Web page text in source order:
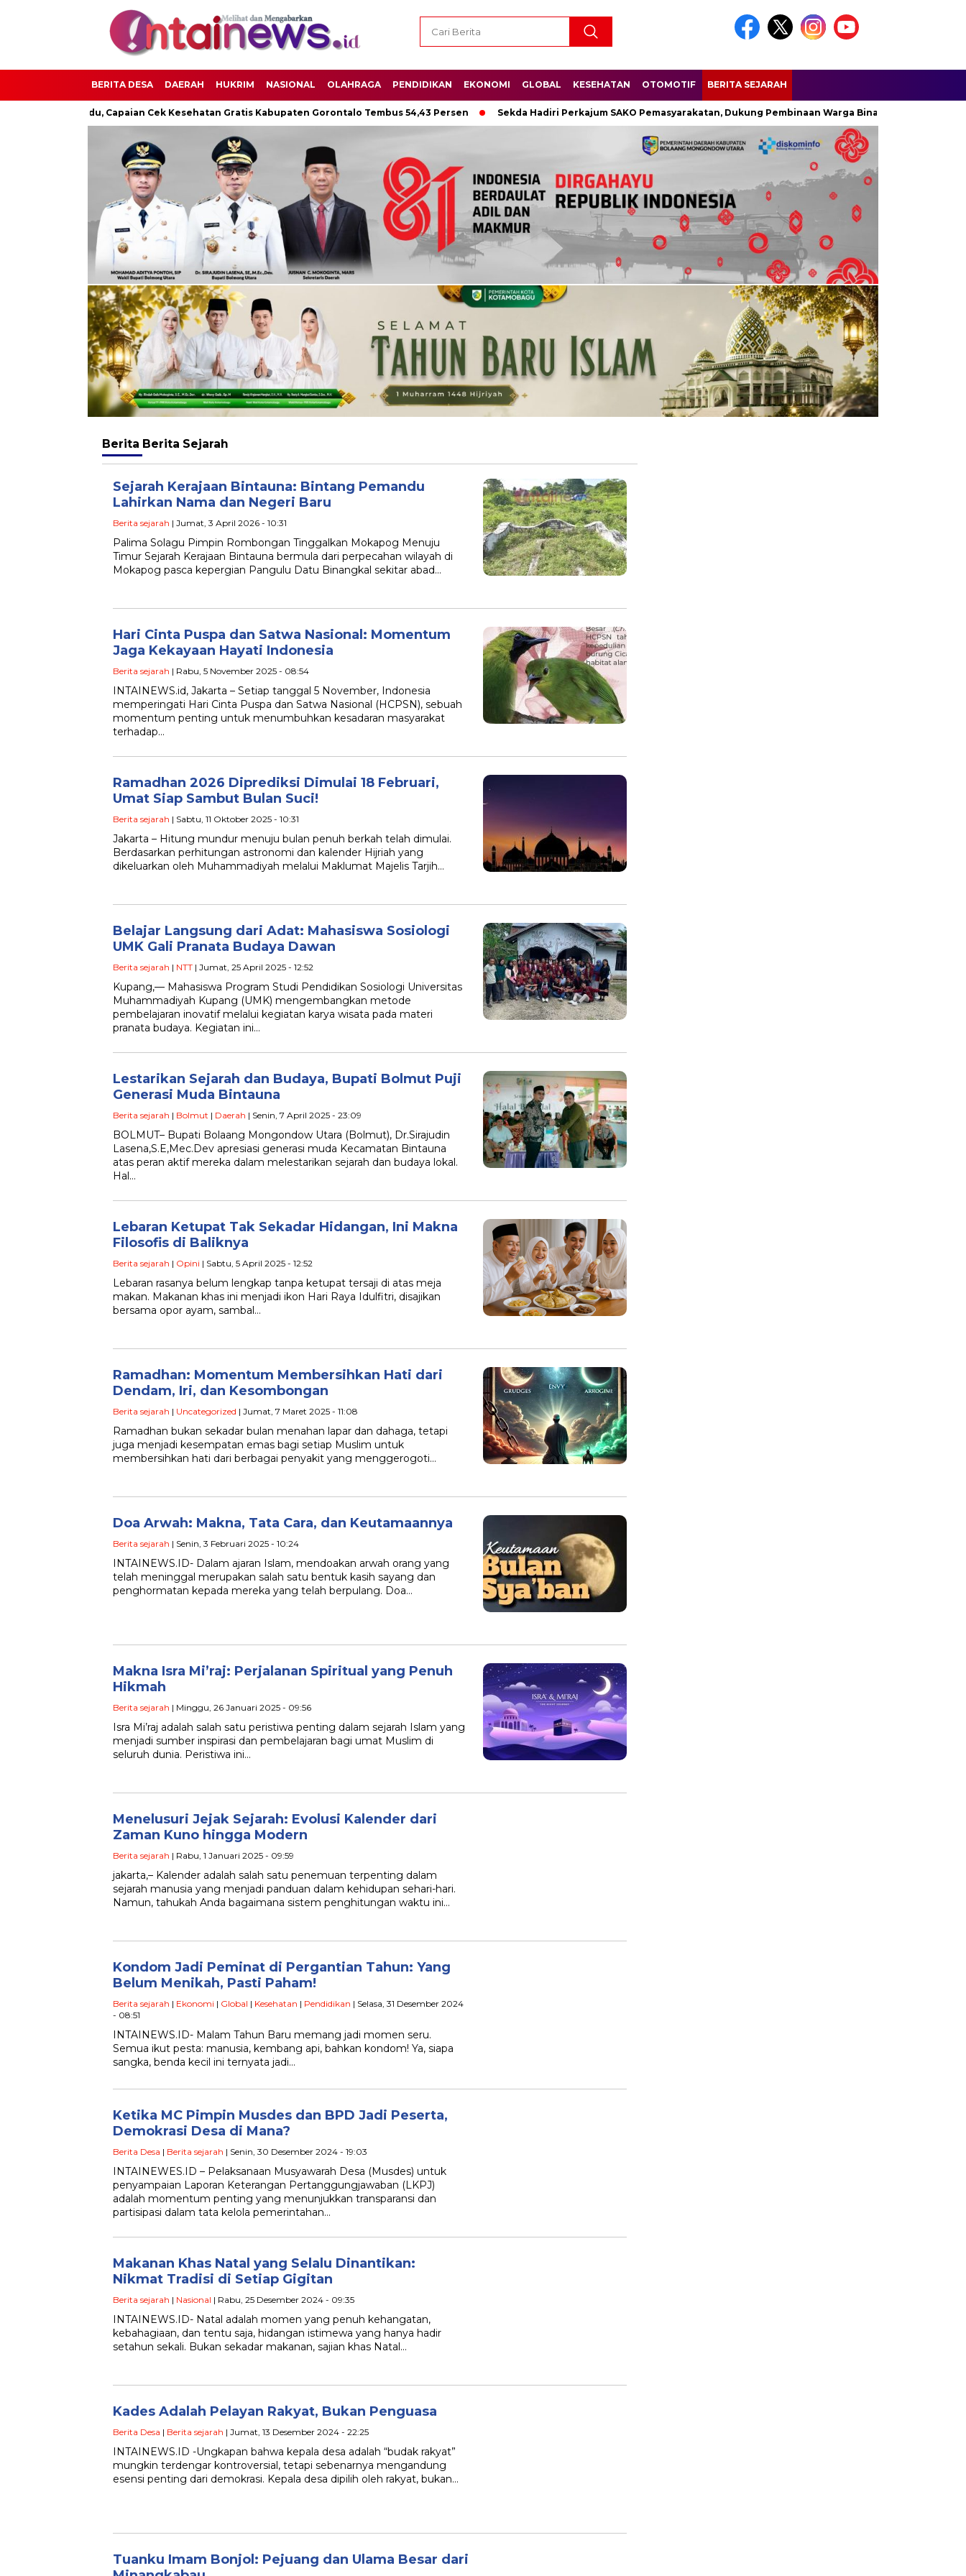
BERITA DESA DAERAH HUKRIM NASIONAL OLAHRAGA PENDIDIKAN EKONOMI GLOBAL KESEHATAN OTOMOTIF BERITA SEJARAH
Posyandu, Capaian Cek Kesehatan Gratis Kabupaten Gorontalo Tembus 54,43 Persen Sekda Hadiri Perkajum SAKO Pemasyarakatan, Dukung Pembinaan Warga Binaan di Lapas Perempuan
Berita Berita Sejarah
Sejarah Kerajaan Bintauna: Bintang Pemandu
Lahirkan Nama dan Negeri Baru
Berita sejarah | Jumat, 3 April 2026 - 10:31
Palima Solagu Pimpin Rombongan Tinggalkan Mokapog Menuju
Timur Sejarah Kerajaan Bintauna bermula dari perpecahan wilayah di
Mokapog pasca kepergian Pangulu Datu Binangkal sekitar abad…
Hari Cinta Puspa dan Satwa Nasional: Momentum
Jaga Kekayaan Hayati Indonesia
Berita sejarah | Rabu, 5 November 2025 - 08:54
INTAINEWS.id, Jakarta – Setiap tanggal 5 November, Indonesia
memperingati Hari Cinta Puspa dan Satwa Nasional (HCPSN), sebuah
momentum penting untuk menumbuhkan kesadaran masyarakat
terhadap…
Ramadhan 2026 Diprediksi Dimulai 18 Februari,
Umat Siap Sambut Bulan Suci!
Berita sejarah | Sabtu, 11 Oktober 2025 - 10:31
Jakarta – Hitung mundur menuju bulan penuh berkah telah dimulai.
Berdasarkan perhitungan astronomi dan kalender Hijriah yang
dikeluarkan oleh Muhammadiyah melalui Maklumat Majelis Tarjih…
Belajar Langsung dari Adat: Mahasiswa Sosiologi
UMK Gali Pranata Budaya Dawan
Berita sejarah | NTT | Jumat, 25 April 2025 - 12:52
Kupang,— Mahasiswa Program Studi Pendidikan Sosiologi Universitas
Muhammadiyah Kupang (UMK) mengembangkan metode
pembelajaran inovatif melalui kegiatan karya wisata pada materi
pranata budaya. Kegiatan ini…
Lestarikan Sejarah dan Budaya, Bupati Bolmut Puji
Generasi Muda Bintauna
Berita sejarah | Bolmut | Daerah | Senin, 7 April 2025 - 23:09
BOLMUT– Bupati Bolaang Mongondow Utara (Bolmut), Dr.Sirajudin
Lasena,S.E,Mec.Dev apresiasi generasi muda Kecamatan Bintauna
atas peran aktif mereka dalam melestarikan sejarah dan budaya lokal.
Hal…
Lebaran Ketupat Tak Sekadar Hidangan, Ini Makna
Filosofis di Baliknya
Berita sejarah | Opini | Sabtu, 5 April 2025 - 12:52
Lebaran rasanya belum lengkap tanpa ketupat tersaji di atas meja
makan. Makanan khas ini menjadi ikon Hari Raya Idulfitri, disajikan
bersama opor ayam, sambal…
Ramadhan: Momentum Membersihkan Hati dari
Dendam, Iri, dan Kesombongan
Berita sejarah | Uncategorized | Jumat, 7 Maret 2025 - 11:08
Ramadhan bukan sekadar bulan menahan lapar dan dahaga, tetapi
juga menjadi kesempatan emas bagi setiap Muslim untuk
membersihkan hati dari berbagai penyakit yang menggerogoti…
Doa Arwah: Makna, Tata Cara, dan Keutamaannya
Berita sejarah | Senin, 3 Februari 2025 - 10:24
INTAINEWS.ID- Dalam ajaran Islam, mendoakan arwah orang yang
telah meninggal merupakan salah satu bentuk kasih sayang dan
penghormatan kepada mereka yang telah berpulang. Doa…
Makna Isra Mi’raj: Perjalanan Spiritual yang Penuh
Hikmah
Berita sejarah | Minggu, 26 Januari 2025 - 09:56
Isra Mi’raj adalah salah satu peristiwa penting dalam sejarah Islam yang
menjadi sumber inspirasi dan pembelajaran bagi umat Muslim di
seluruh dunia. Peristiwa ini…
Menelusuri Jejak Sejarah: Evolusi Kalender dari
Zaman Kuno hingga Modern
Berita sejarah | Rabu, 1 Januari 2025 - 09:59
jakarta,– Kalender adalah salah satu penemuan terpenting dalam
sejarah manusia yang menjadi panduan dalam kehidupan sehari-hari.
Namun, tahukah Anda bagaimana sistem penghitungan waktu ini…
Kondom Jadi Peminat di Pergantian Tahun: Yang
Belum Menikah, Pasti Paham!
Berita sejarah | Ekonomi | Global | Kesehatan | Pendidikan | Selasa, 31 Desember 2024
- 08:51
INTAINEWS.ID- Malam Tahun Baru memang jadi momen seru.
Semua ikut pesta: manusia, kembang api, bahkan kondom! Ya, siapa
sangka, benda kecil ini ternyata jadi…
Ketika MC Pimpin Musdes dan BPD Jadi Peserta,
Demokrasi Desa di Mana?
Berita Desa | Berita sejarah | Senin, 30 Desember 2024 - 19:03
INTAINEWES.ID – Pelaksanaan Musyawarah Desa (Musdes) untuk
penyampaian Laporan Keterangan Pertanggungjawaban (LKPJ)
adalah momentum penting yang menunjukkan transparansi dan
partisipasi dalam tata kelola pemerintahan…
Makanan Khas Natal yang Selalu Dinantikan:
Nikmat Tradisi di Setiap Gigitan
Berita sejarah | Nasional | Rabu, 25 Desember 2024 - 09:35
INTAINEWS.ID- Natal adalah momen yang penuh kehangatan,
kebahagiaan, dan tentu saja, hidangan istimewa yang hanya hadir
setahun sekali. Bukan sekadar makanan, sajian khas Natal…
Kades Adalah Pelayan Rakyat, Bukan Penguasa
Berita Desa | Berita sejarah | Jumat, 13 Desember 2024 - 22:25
INTAINEWS.ID -Ungkapan bahwa kepala desa adalah “budak rakyat”
mungkin terdengar kontroversial, tetapi sebenarnya mengandung
esensi penting dari demokrasi. Kepala desa dipilih oleh rakyat, bukan…
Tuanku Imam Bonjol: Pejuang dan Ulama Besar dari